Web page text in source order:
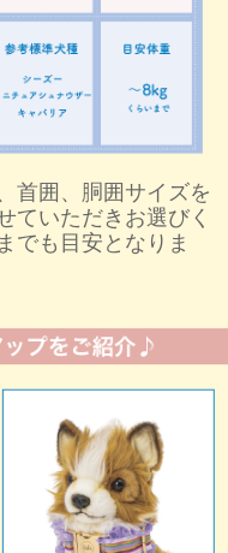
首囲、胴囲サイズを
ていただきお選びく
でも目安となりま